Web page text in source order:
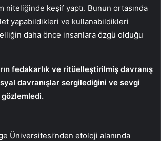
niteliğinde keşif yaptı. Bunun ortasında
yapabildikleri ve kullanabildikleri
daha önce insanlara özgü olduğu
fedakarlık ve ritüelleştirilmiş davranış
davranışlar sergilediğini ve sevgi
gözlemledi.
Üniversitesi’nden etoloji alanında